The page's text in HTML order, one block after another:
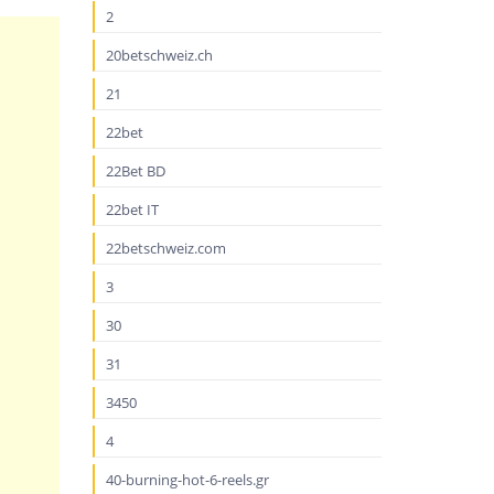
2
20betschweiz.ch
21
22bet
22Bet BD
22bet IT
22betschweiz.com
3
30
31
3450
4
40-burning-hot-6-reels.gr